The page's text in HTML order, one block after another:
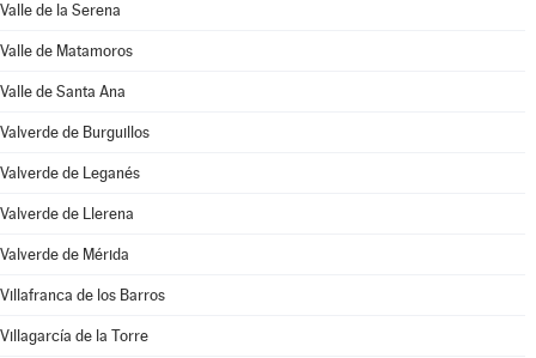
Valle de la Serena
Valle de Matamoros
Valle de Santa Ana
Valverde de Burguillos
Valverde de Leganés
Valverde de Llerena
Valverde de Mérida
Villafranca de los Barros
Villagarcía de la Torre